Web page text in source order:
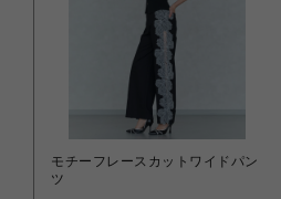
モチーフレースカットワイドパン
ツ